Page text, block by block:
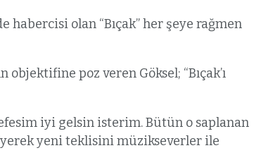
habercisi olan “Bıçak” her şeye rağmen
objektifine poz veren Göksel; “Bıçak’ı
iyi gelsin isterim. Bütün o saplanan
yeni teklisini müzikseverler ile